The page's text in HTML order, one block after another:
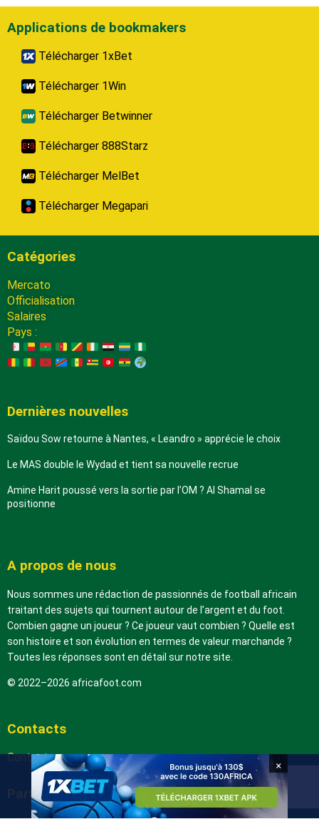
Applications de bookmakers
Télécharger 1xBet
Télécharger 1Win
Télécharger Betwinner
Télécharger 888Starz
Télécharger MelBet
Télécharger Megapari
Catégories
Mercato
Officialisation
Salaires
Pays :
Dernières nouvelles
Saïdou Sow retourne à Nantes, « Leandro » apprécie le choix
Le MAS double le Wydad et tient sa nouvelle recrue
Amine Harit poussé vers la sortie par l’OM ? Al Shamal se
positionne
A propos de nous
Nous sommes une rédaction de passionnés de football africain
traitant des sujets qui tournent autour de l’argent et du foot.
Combien gagne un joueur ? Ce joueur vaut combien ? Quelle est
son histoire et son évolution en termes de valeur marchande ?
Toutes les réponses sont en détail sur notre site.
© 2022–2026 africafoot.com
Contacts
Contactez-nous
Partenaires
×